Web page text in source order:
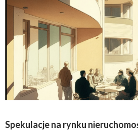
Spekulacje na rynku